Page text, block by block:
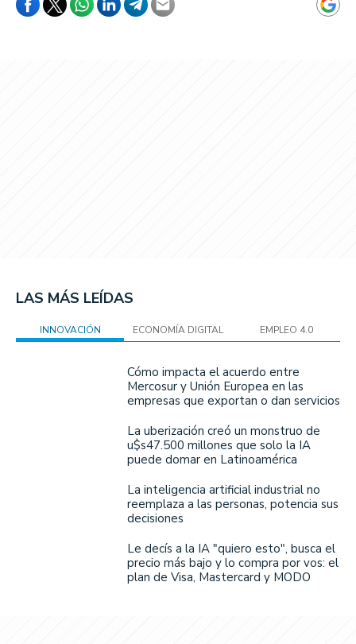
LAS MÁS LEÍDAS
INNOVACIÓN ECONOMÍA DIGITAL EMPLEO 4.0
Cómo impacta el acuerdo entre
Mercosur y Unión Europea en las
empresas que exportan o dan servicios
La uberización creó un monstruo de
u$s47.500 millones que solo la IA
puede domar en Latinoamérica
La inteligencia artificial industrial no
reemplaza a las personas, potencia sus
decisiones
Le decís a la IA "quiero esto", busca el
precio más bajo y lo compra por vos: el
plan de Visa, Mastercard y MODO